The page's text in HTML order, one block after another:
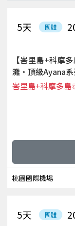
團體
5天
【峇里島+科摩
灘‧頂級Ayana系
峇里島+科摩多島
桃園國際機場
團體
5天